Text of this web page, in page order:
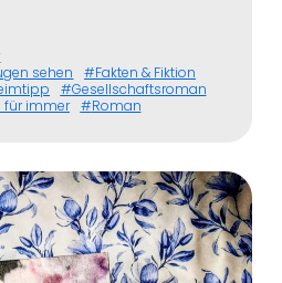
sehen
Fakten & Fiktion
Gesellschaftsroman
für immer Roman